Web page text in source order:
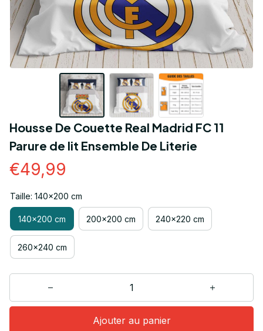
Housse De Couette Real Madrid FC 11
Parure de lit Ensemble De Literie
€49,99
Taille: 140x200 cm
140x200 cm 200x200 cm 240x220 cm
260x240 cm
Ajouter au panier